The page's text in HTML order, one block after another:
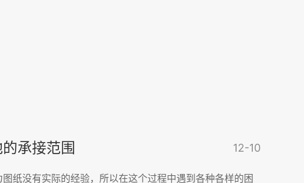
承接范围 12-10
纸没有实际的经验，所以在这个过程中遇到各种各样的困